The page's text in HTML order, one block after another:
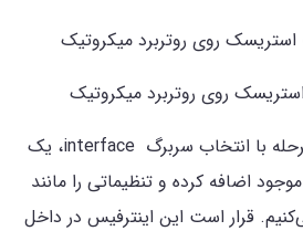
روی روتربرد میکروتیک
2.مرحله دوم: در این مرحله با انتخاب سربرگ interface، یک
اینترفیس مجازی به VM موجود اضافه کرده و تنظیماتی را مانند
قرار است این اینترفیس در داخل